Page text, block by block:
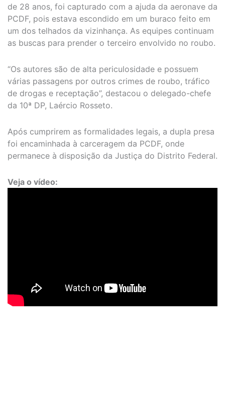
de 28 anos, foi capturado com a ajuda da aeronave da
PCDF, pois estava escondido em um buraco feito em
um dos telhados da vizinhança. As equipes continuam
as buscas para prender o terceiro envolvido no roubo.
“Os autores são de alta periculosidade e possuem
várias passagens por outros crimes de roubo, tráfico
de drogas e receptação”, destacou o delegado-chefe
da 10ª DP, Laércio Rosseto.
Após cumprirem as formalidades legais, a dupla presa
foi encaminhada à carceragem da PCDF, onde
permanece à disposição da Justiça do Distrito Federal.
Veja o vídeo: